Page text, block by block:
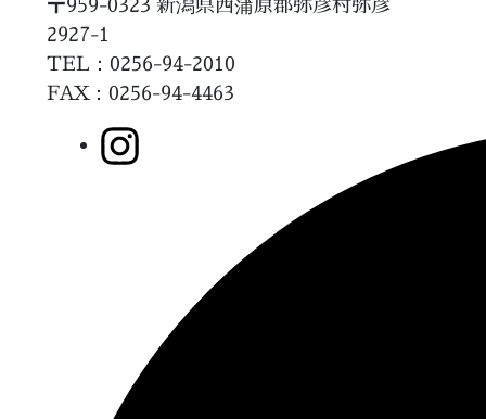
2927-1
TEL：0256-94-2010
FAX：0256-94-4463